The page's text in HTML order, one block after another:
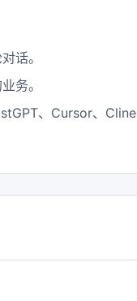
话。
务。
、Cursor、Cline